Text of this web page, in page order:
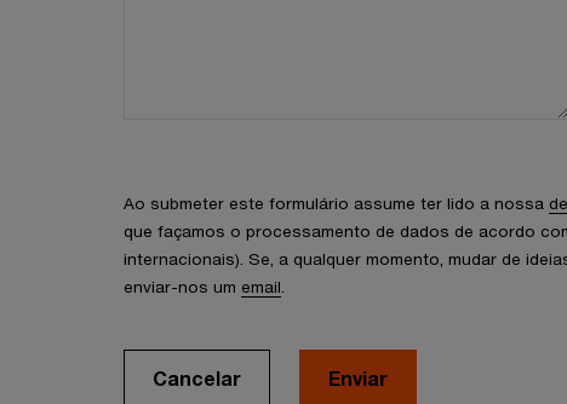
Ao submeter este formulário assume ter lido a nossa
que façamos o processamento de dados de acordo
internacionais). Se, a qualquer momento, mudar de
enviar-nos um email.
Cancelar Enviar